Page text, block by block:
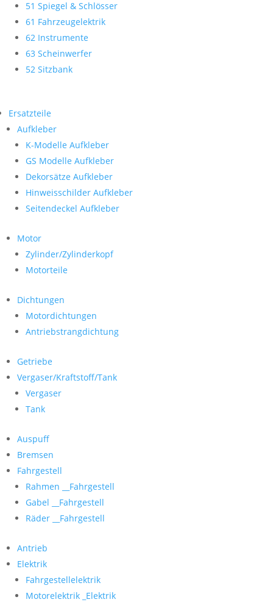
51 Spiegel & Schlösser
61 Fahrzeugelektrik
62 Instrumente
63 Scheinwerfer
52 Sitzbank
Ersatzteile
Aufkleber
K-Modelle Aufkleber
GS Modelle Aufkleber
Dekorsätze Aufkleber
Hinweisschilder Aufkleber
Seitendeckel Aufkleber
Motor
Zylinder/Zylinderkopf
Motorteile
Dichtungen
Motordichtungen
Antriebstrangdichtung
Getriebe
Vergaser/Kraftstoff/Tank
Vergaser
Tank
Auspuff
Bremsen
Fahrgestell
Rahmen __Fahrgestell
Gabel __Fahrgestell
Räder __Fahrgestell
Antrieb
Elektrik
Fahrgestellelektrik
Motorelektrik _Elektrik